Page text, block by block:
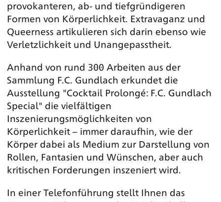
provokanteren, ab- und tiefgründigeren
Formen von Körperlichkeit. Extravaganz und
Queerness artikulieren sich darin ebenso wie
Verletzlichkeit und Unangepasstheit.
Anhand von rund 300 Arbeiten aus der
Sammlung F.C. Gundlach erkundet die
Ausstellung "Cocktail Prolongé: F.C. Gundlach
Special" die vielfältigen
Inszenierungsmöglichkeiten von
Körperlichkeit – immer daraufhin, wie der
Körper dabei als Medium zur Darstellung von
Rollen, Fantasien und Wünschen, aber auch
kritischen Forderungen inszeniert wird.
In einer Telefonführung stellt Ihnen das